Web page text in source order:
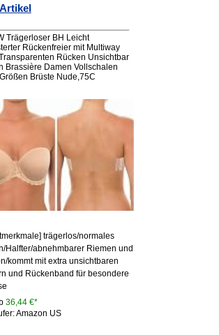
Trägerloser BH Leicht
Rückenfreier mit Multiway
Rücken Unsichtbar
Brassière Damen Vollschalen
Brüste Nude,75C
trägerlos/normales
Halfter/abnehmbarer Riemen und
kommt mit extra unsichtbaren
und Rückenband für besondere
36,44 €*
Amazon US